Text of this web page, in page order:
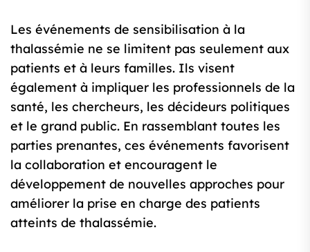
Les événements de sensibilisation à la
thalassémie ne se limitent pas seulement aux
patients et à leurs familles. Ils visent
également à impliquer les professionnels de la
santé, les chercheurs, les décideurs politiques
et le grand public. En rassemblant toutes les
parties prenantes, ces événements favorisent
la collaboration et encouragent le
développement de nouvelles approches pour
améliorer la prise en charge des patients
atteints de thalassémie.